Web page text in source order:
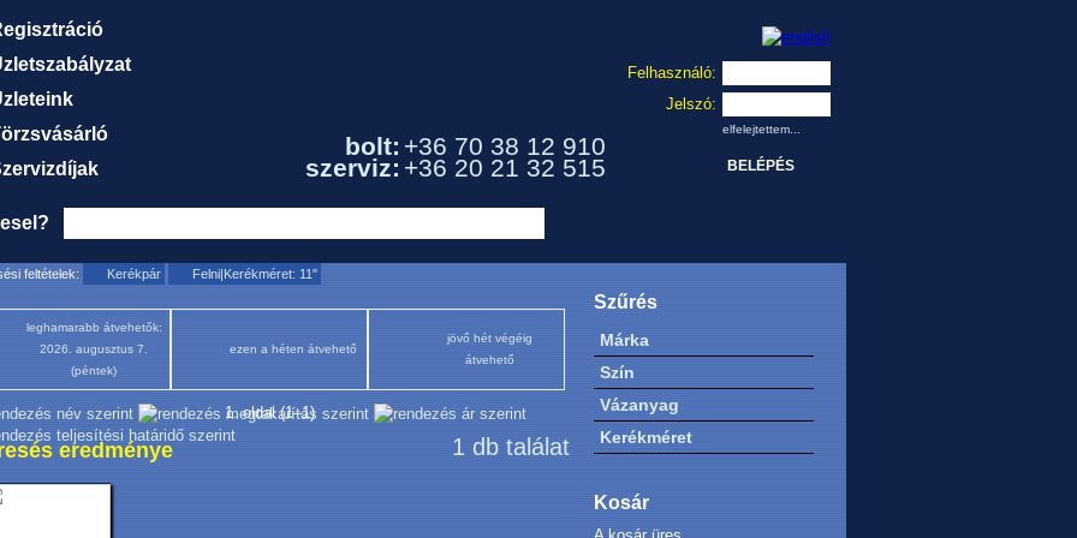
bolt: +36 70 38 12 910
szerviz: +36 20 21 32 515
Felhasználó:
Jelszó:
elfelejtettem...
feltételek: Kerékpár Felni|Kerékméret: 11"
leghamarabb átvehetők:
2026. augusztus 7.
(péntek)
ezen a héten átvehető
jövő hét végéig
átvehető
1. oldal (1–1)
1 db találat
eredménye
Szűrés
Márka
Szín
Vázanyag
Kerékméret
Kosár